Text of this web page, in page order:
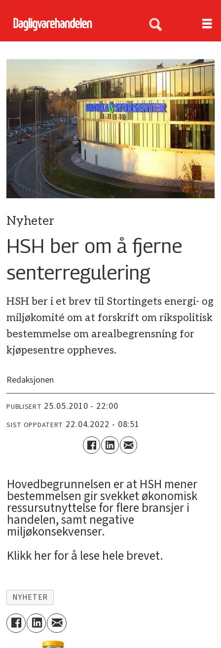
Nyheter
HSH ber om å fjerne
senterregulering
HSH ber i et brev til Stortingets energi- og
miljøkomité om at forskrift om rikspolitisk
bestemmelse om arealbegrensning for
kjøpesentre oppheves.
Redaksjonen
PUBLISERT 25.05.2010 - 22:00
SIST OPPDATERT 22.04.2022 - 08:51
Hovedbegrunnelsen er at HSH mener
bestemmelsen gir svekket økonomisk
ressursutnyttelse for flere bransjer i
handelen, samt negative
miljøkonsekvenser.
Klikk her for å lese hele brevet.
NYHETER